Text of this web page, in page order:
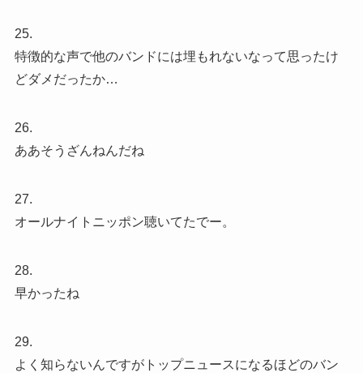
25.
特徴的な声で他のバンドには埋もれないなって思ったけ
どダメだったか…
26.
ああそうざんねんだね
27.
オールナイトニッポン聴いてたでー。
28.
早かったね
29.
よく知らないんですがトップニュースになるほどのバン